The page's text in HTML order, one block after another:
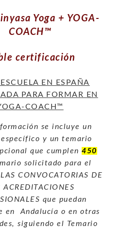
Yoga + YOGA-
COACH™
certificación
EN ESPAÑA
PARA FORMAR EN
COACH™
se incluye un
y un temario
que cumplen 450
solicitado para el
CONVOCATORIAS DE
ACREDITACIONES
que puedan
en Andalucía o en otras
siguiendo el Temario